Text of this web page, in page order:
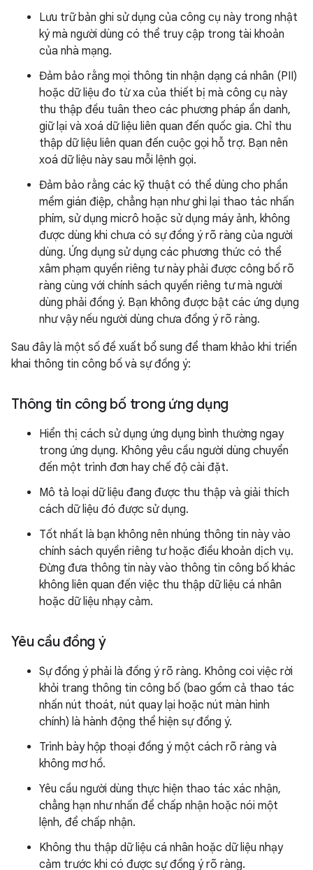
Lưu trữ bản ghi sử dụng của công cụ này trong nhật
ký mà người dùng có thể truy cập trong tài khoản
của nhà mạng.
Đảm bảo rằng mọi thông tin nhận dạng cá nhân (PII)
hoặc dữ liệu đo từ xa của thiết bị mà công cụ này
thu thập đều tuân theo các phương pháp ẩn danh,
giữ lại và xoá dữ liệu liên quan đến quốc gia. Chỉ thu
thập dữ liệu liên quan đến cuộc gọi hỗ trợ. Bạn nên
xoá dữ liệu này sau mỗi lệnh gọi.
Đảm bảo rằng các kỹ thuật có thể dùng cho phần
mềm gián điệp, chẳng hạn như ghi lại thao tác nhấn
phím, sử dụng micrô hoặc sử dụng máy ảnh, không
được dùng khi chưa có sự đồng ý rõ ràng của người
dùng. Ứng dụng sử dụng các phương thức có thể
xâm phạm quyền riêng tư này phải được công bố rõ
ràng cùng với chính sách quyền riêng tư mà người
dùng phải đồng ý. Bạn không được bật các ứng dụng
như vậy nếu người dùng chưa đồng ý rõ ràng.
Sau đây là một số đề xuất bổ sung để tham khảo khi triển
khai thông tin công bố và sự đồng ý:
Thông tin công bố trong ứng dụng
Hiển thị cách sử dụng ứng dụng bình thường ngay
trong ứng dụng. Không yêu cầu người dùng chuyển
đến một trình đơn hay chế độ cài đặt.
Mô tả loại dữ liệu đang được thu thập và giải thích
cách dữ liệu đó được sử dụng.
Tốt nhất là bạn không nên nhúng thông tin này vào
chính sách quyền riêng tư hoặc điều khoản dịch vụ.
Đừng đưa thông tin này vào thông tin công bố khác
không liên quan đến việc thu thập dữ liệu cá nhân
hoặc dữ liệu nhạy cảm.
Yêu cầu đồng ý
Sự đồng ý phải là đồng ý rõ ràng. Không coi việc rời
khỏi trang thông tin công bố (bao gồm cả thao tác
nhấn nút thoát, nút quay lại hoặc nút màn hình
chính) là hành động thể hiện sự đồng ý.
Trình bày hộp thoại đồng ý một cách rõ ràng và
không mơ hồ.
Yêu cầu người dùng thực hiện thao tác xác nhận,
chẳng hạn như nhấn để chấp nhận hoặc nói một
lệnh, để chấp nhận.
Không thu thập dữ liệu cá nhân hoặc dữ liệu nhạy
cảm trước khi có được sự đồng ý rõ ràng.